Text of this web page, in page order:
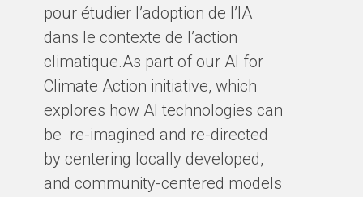
pour étudier l’adoption de l’IA
dans le contexte de l’action
climatique.As part of our AI for
Climate Action initiative, which
explores how AI technologies can
be re-imagined and re-directed
by centering locally developed,
and community-centered models